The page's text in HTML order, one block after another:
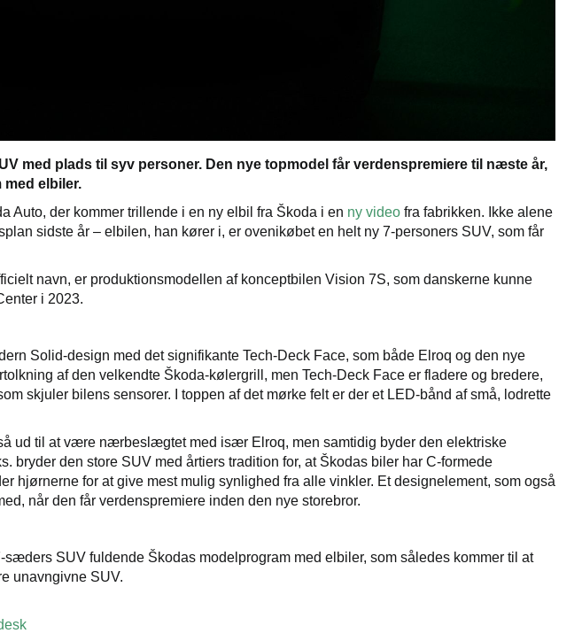
med plads til syv personer. Den nye topmodel får verdenspremiere til næste år,
elbiler.
Auto, der kommer trillende i en ny elbil fra Škoda i en ny video fra fabrikken. Ikke alene
sidste år – elbilen, han kører i, er ovenikøbet en helt ny 7-personers SUV, som får
navn, er produktionsmodellen af konceptbilen Vision 7S, som danskerne kunne
i 2023.
Solid-design med det signifikante Tech-Deck Face, som både Elroq og den nye
af den velkendte Škoda-kølergrill, men Tech-Deck Face er fladere og bredere,
skjuler bilens sensorer. I toppen af det mørke felt er der et LED-bånd af små, lodrette
ud til at være nærbeslægtet med især Elroq, men samtidig byder den elektriske
bryder den store SUV med årtiers tradition for, at Škodas biler har C-formede
hjørnerne for at give mest mulig synlighed fra alle vinkler. Et designelement, som også
når den får verdenspremiere inden den nye storebror.
SUV fuldende Škodas modelprogram med elbiler, som således kommer til at
unavngivne SUV.